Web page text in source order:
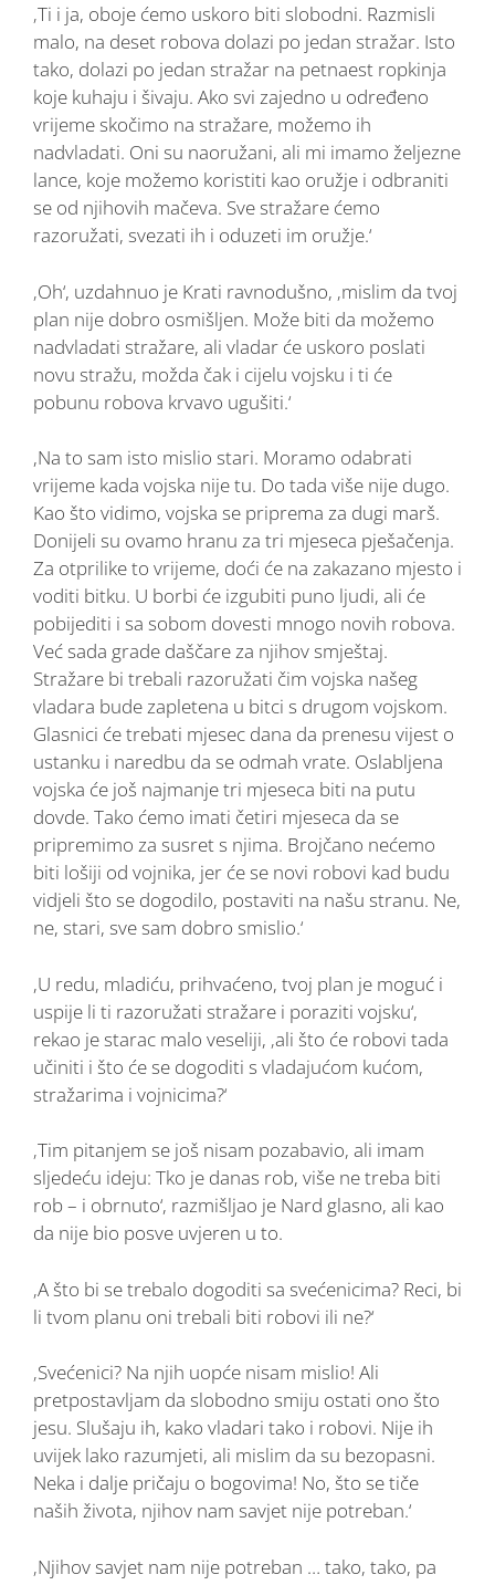
‚Ti i ja, oboje ćemo uskoro biti slobodni. Razmisli
malo, na deset robova dolazi po jedan stražar. Isto
tako, dolazi po jedan stražar na petnaest ropkinja
koje kuhaju i šivaju. Ako svi zajedno u određeno
vrijeme skočimo na stražare, možemo ih
nadvladati. Oni su naoružani, ali mi imamo željezne
lance, koje možemo koristiti kao oružje i odbraniti
se od njihovih mačeva. Sve stražare ćemo
razoružati, svezati ih i oduzeti im oružje.‘
‚Oh‘, uzdahnuo je Krati ravnodušno, ‚mislim da tvoj
plan nije dobro osmišljen. Može biti da možemo
nadvladati stražare, ali vladar će uskoro poslati
novu stražu, možda čak i cijelu vojsku i ti će
pobunu robova krvavo ugušiti.‘
,Na to sam isto mislio stari. Moramo odabrati
vrijeme kada vojska nije tu. Do tada više nije dugo.
Kao što vidimo, vojska se priprema za dugi marš.
Donijeli su ovamo hranu za tri mjeseca pješačenja.
Za otprilike to vrijeme, doći će na zakazano mjesto i
voditi bitku. U borbi će izgubiti puno ljudi, ali će
pobijediti i sa sobom dovesti mnogo novih robova.
Već sada grade daščare za njihov smještaj.
Stražare bi trebali razoružati čim vojska našeg
vladara bude zapletena u bitci s drugom vojskom.
Glasnici će trebati mjesec dana da prenesu vijest o
ustanku i naredbu da se odmah vrate. Oslabljena
vojska će još najmanje tri mjeseca biti na putu
dovde. Tako ćemo imati četiri mjeseca da se
pripremimo za susret s njima. Brojčano nećemo
biti lošiji od vojnika, jer će se novi robovi kad budu
vidjeli što se dogodilo, postaviti na našu stranu. Ne,
ne, stari, sve sam dobro smislio.‘
,U redu, mladiću, prihvaćeno, tvoj plan je moguć i
uspije li ti razoružati stražare i poraziti vojsku‘,
rekao je starac malo veseliji, ‚ali što će robovi tada
učiniti i što će se dogoditi s vladajućom kućom,
stražarima i vojnicima?‘
‚Tim pitanjem se još nisam pozabavio, ali imam
sljedeću ideju: Tko je danas rob, više ne treba biti
rob – i obrnuto‘, razmišljao je Nard glasno, ali kao
da nije bio posve uvjeren u to.
‚A što bi se trebalo dogoditi sa svećenicima? Reci, bi
li tvom planu oni trebali biti robovi ili ne?‘
‚Svećenici? Na njih uopće nisam mislio! Ali
pretpostavljam da slobodno smiju ostati ono što
jesu. Slušaju ih, kako vladari tako i robovi. Nije ih
uvijek lako razumjeti, ali mislim da su bezopasni.
Neka i dalje pričaju o bogovima! No, što se tiče
naših života, njihov nam savjet nije potreban.‘
‚Njihov savjet nam nije potreban … tako, tako, pa